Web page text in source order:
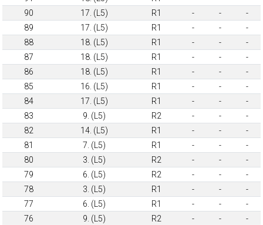
90
17. (L5) R1 - -
-
89
17. (L5) R1 - -
-
88
18. (L5) R1 - -
-
87
18. (L5) R1 - -
-
86
18. (L5) R1 - -
-
85
16. (L5) R1 - -
-
84
17. (L5) R1 - -
-
83
9. (L5) R2 - -
-
82
14. (L5) R1 - -
-
81
7. (L5) R1 - -
-
80
3. (L5) R2 - -
-
79
6. (L5) R2 - -
-
78
3. (L5) R1 - -
-
77
6. (L5) R1 - -
-
76
9. (L5) R2 - -
-